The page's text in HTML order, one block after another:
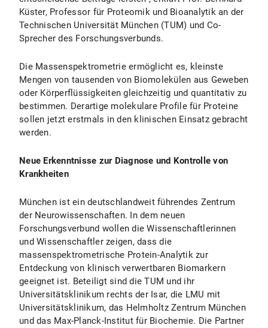
Küster, Professor für Proteomik und Bioanalytik an der
Technischen Universität München (TUM) und Co-
Sprecher des Forschungsverbunds.
Die Massenspektrometrie ermöglicht es, kleinste
Mengen von tausenden von Biomolekülen aus Geweben
oder Körperflüssigkeiten gleichzeitig und quantitativ zu
bestimmen. Derartige molekulare Profile für Proteine
sollen jetzt erstmals in den klinischen Einsatz gebracht
werden.
Neue Erkenntnisse zur Diagnose und Kontrolle von
Krankheiten
München ist ein deutschlandweit führendes Zentrum
der Neurowissenschaften. In dem neuen
Forschungsverbund wollen die Wissenschaftlerinnen
und Wissenschaftler zeigen, dass die
massenspektrometrische Protein-Analytik zur
Entdeckung von klinisch verwertbaren Biomarkern
geeignet ist. Beteiligt sind die TUM und ihr
Universitätsklinikum rechts der Isar, die LMU mit
Universitätsklinikum, das Helmholtz Zentrum München
und das Max-Planck-Institut für Biochemie. Die Partner